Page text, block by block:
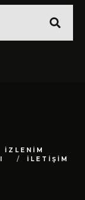
İZLENİM
İLETİŞİM